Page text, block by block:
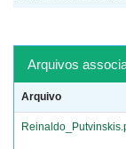
Arquivos
Arquivo